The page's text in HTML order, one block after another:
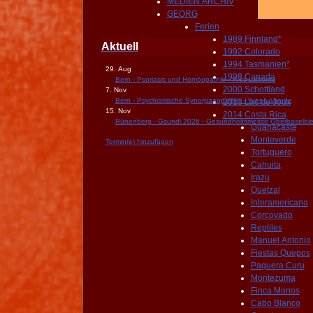
GEORG
Ferien
1989 Finnland*
1992 Colorado
1994 Tasmanien*
1998 Canada
2000 Schottland
2013 Lac de Joux
2014 Costa Rica
Guanacaste
Monteverde
Tortuguero
Cahuita
Irazu
Quetzal
Interamericana
Corcovado
Reptiles
Manuel Antonio
Fiestas Quepos
Paquera Curu
Montezuma
Finca Monos
Cabo Blanco
Aktuell
29. Aug
Bern - Psoriasis und Homöopathik - Yves Laborde
7. Nov
Bern - Psychiatrische Synorganopathie - Yves Laborde
15. Nov
Rünenberg - Gsundi 2026 - Gesundheitsmesse
Termin(e) hinzufügen